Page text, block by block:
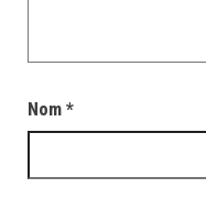
Nom *